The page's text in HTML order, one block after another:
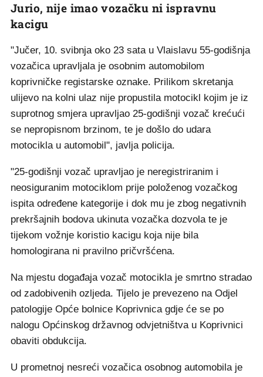
Jurio, nije imao vozačku ni ispravnu
kacigu
"Jučer, 10. svibnja oko 23 sata u Vlaislavu 55-godišnja
vozačica upravljala je osobnim automobilom
koprivničke registarske oznake. Prilikom skretanja
ulijevo na kolni ulaz nije propustila motocikl kojim je iz
suprotnog smjera upravljao 25-godišnji vozač krećući
se nepropisnom brzinom, te je došlo do udara
motocikla u automobil", javlja policija.
"25-godišnji vozač upravljao je neregistriranim i
neosiguranim motociklom prije položenog vozačkog
ispita određene kategorije i dok mu je zbog negativnih
prekršajnih bodova ukinuta vozačka dozvola te je
tijekom vožnje koristio kacigu koja nije bila
homologirana ni pravilno pričvršćena.
Na mjestu događaja vozač motocikla je smrtno stradao
od zadobivenih ozljeda. Tijelo je prevezeno na Odjel
patologije Opće bolnice Koprivnica gdje će se po
nalogu Općinskog državnog odvjetništva u Koprivnici
obaviti obdukcija.
U prometnoj nesreći vozačica osobnog automobila je